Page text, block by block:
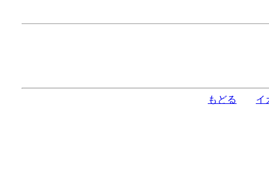
もどる イ